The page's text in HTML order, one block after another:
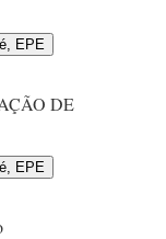
EPE
DE
EPE